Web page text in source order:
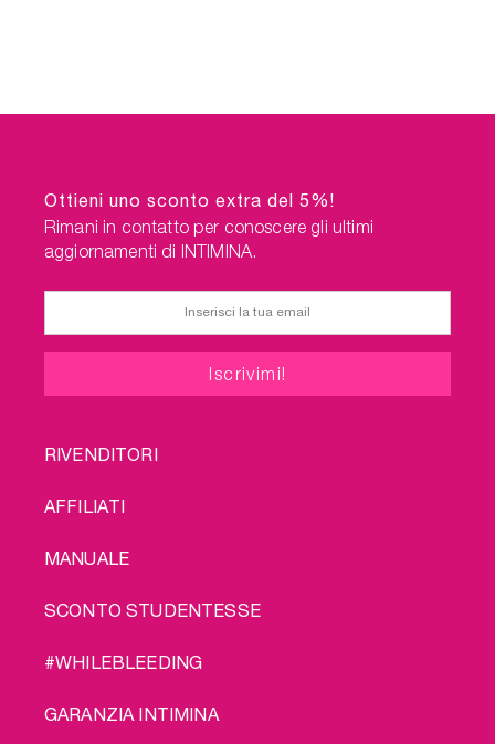
Ottieni uno sconto extra del 5%!
Rimani in contatto per conoscere gli ultimi
aggiornamenti di INTIMINA.
FOOTER
RIVENDITORI
AFFILIATI
MANUALE
SCONTO STUDENTESSE
#WHILEBLEEDING
GARANZIA INTIMINA